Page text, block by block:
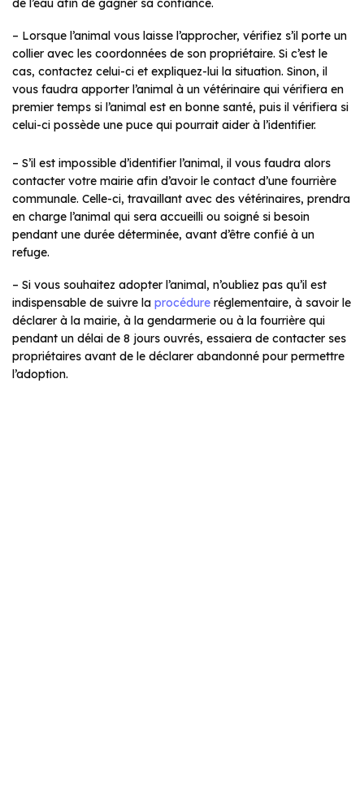
de l’eau afin de gagner sa confiance.
– Lorsque l’animal vous laisse l’approcher, vérifiez s’il porte un
collier avec les coordonnées de son propriétaire. Si c’est le
cas, contactez celui-ci et expliquez-lui la situation. Sinon, il
vous faudra apporter l’animal à un vétérinaire qui vérifiera en
premier temps si l’animal est en bonne santé, puis il vérifiera si
celui-ci possède une puce qui pourrait aider à l’identifier.
– S’il est impossible d’identifier l’animal, il vous faudra alors
contacter votre mairie afin d’avoir le contact d’une fourrière
communale. Celle-ci, travaillant avec des vétérinaires, prendra
en charge l’animal qui sera accueilli ou soigné si besoin
pendant une durée déterminée, avant d’être confié à un
refuge.
– Si vous souhaitez adopter l’animal, n’oubliez pas qu’il est
indispensable de suivre la procédure réglementaire, à savoir le
déclarer à la mairie, à la gendarmerie ou à la fourrière qui
pendant un délai de 8 jours ouvrés, essaiera de contacter ses
propriétaires avant de le déclarer abandonné pour permettre
l’adoption.